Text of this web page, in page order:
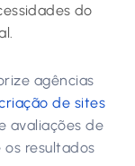
do
agências
de sites
avaliações de
resultados